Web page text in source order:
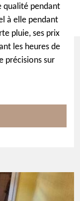
qualité pendant
à elle pendant
pluie, ses prix
les heures de
précisions sur